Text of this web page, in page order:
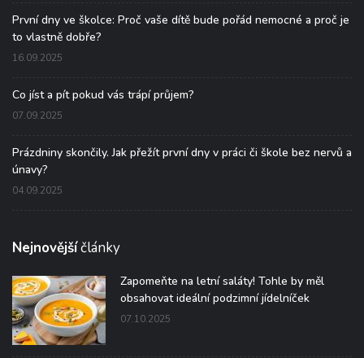
První dny ve školce: Proč vaše dítě bude pořád nemocné a proč je
to vlastně dobře?
16.09.2025
Co jíst a pít pokud vás trápí průjem?
07.09.2025
Prázdniny skončily. Jak přežít první dny v práci či škole bez nervů a
únavy?
04.09.2025
Nejnovějšíčlánky
Zapomeňte na letní saláty! Tohle by měl
obsahovat ideální podzimní jídelníček
07.10.2025